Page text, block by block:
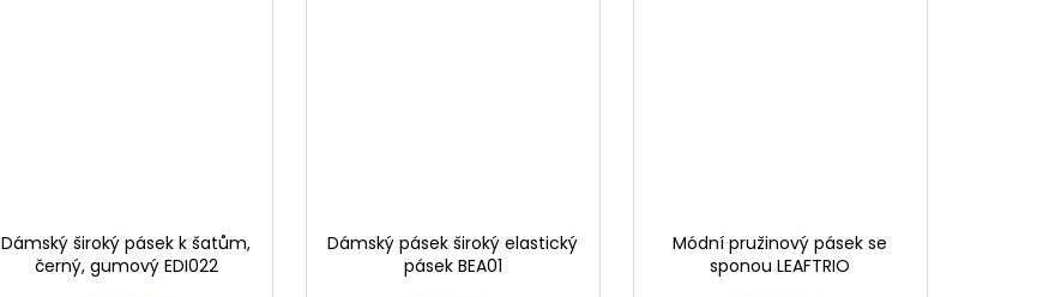
Dámský široký pásek k šatům,
černý, gumový EDI022
Dámský pásek široký elastický
pásek BEA01
Módní pružinový pásek se
sponou LEAFTRIO